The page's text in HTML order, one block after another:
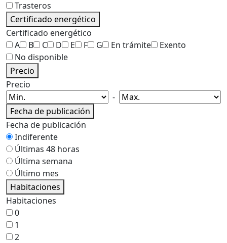
Trasteros
Certificado energético
Certificado energético
A
B C D E F G En trámite
Exento
No disponible
Precio
Precio
-
Fecha de publicación
Fecha de publicación
Indiferente
Últimas 48 horas
Última semana
Último mes
Habitaciones
Habitaciones
0
1
2